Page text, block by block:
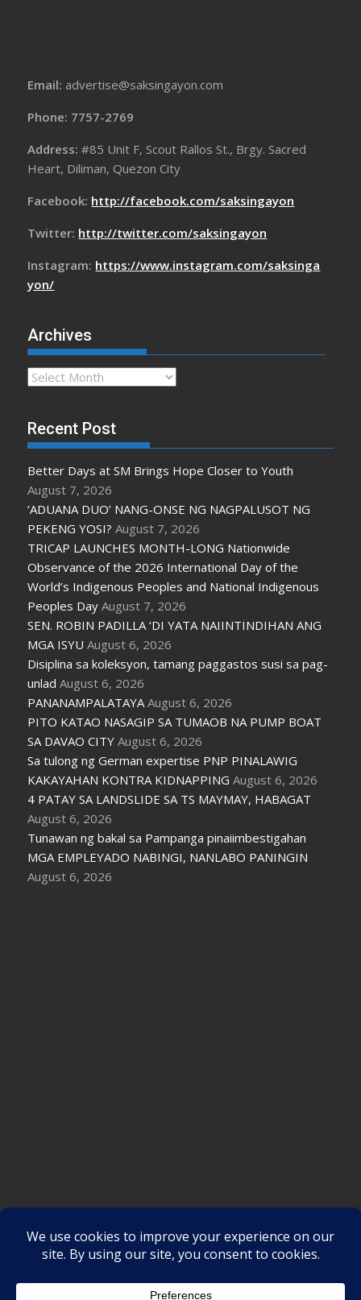
Email: advertise@saksingayon.com
Phone: 7757-2769
Address:#85 Unit F, Scout Rallos St., Brgy. Sacred
Heart, Diliman, Quezon City
Facebook: http://facebook.com/saksingayon
Twitter: http://twitter.com/saksingayon
Instagram: https://www.instagram.com/saksinga
yon/
Archives
Archives
Recent Post
Better Days at SM Brings Hope Closer to Youth
August 7, 2026
‘ADUANA DUO’ NANG-ONSE NG NAGPALUSOT NG
PEKENG YOSI? August 7, 2026
TRICAP LAUNCHES MONTH-LONG Nationwide
Observance of the 2026 International Day of the
World’s Indigenous Peoples and National Indigenous
Peoples Day August 7, 2026
SEN. ROBIN PADILLA ‘DI YATA NAIINTINDIHAN ANG
MGA ISYU August 6, 2026
Disiplina sa koleksyon, tamang paggastos susi sa pag-
unlad August 6, 2026
PANANAMPALATAYA August 6, 2026
PITO KATAO NASAGIP SA TUMAOB NA PUMP BOAT
SA DAVAO CITY August 6, 2026
Sa tulong ng German expertise PNP PINALAWIG
KAKAYAHAN KONTRA KIDNAPPING August 6, 2026
4 PATAY SA LANDSLIDE SA TS MAYMAY, HABAGAT
August 6, 2026
Tunawan ng bakal sa Pampanga pinaiimbestigahan
MGA EMPLEYADO NABINGI, NANLABO PANINGIN
August 6, 2026